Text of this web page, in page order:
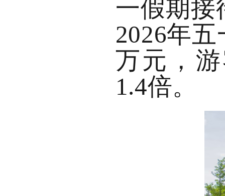
一假期接
2026年
万元，
1.4倍。